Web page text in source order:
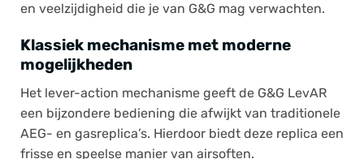
en veelzijdigheid die je van G&G mag verwachten.
Klassiek mechanisme met moderne
mogelijkheden
Het lever-action mechanisme geeft de G&G LevAR
een bijzondere bediening die afwijkt van traditionele
AEG- en gasreplica’s. Hierdoor biedt deze replica een
frisse en speelse manier van airsoften.